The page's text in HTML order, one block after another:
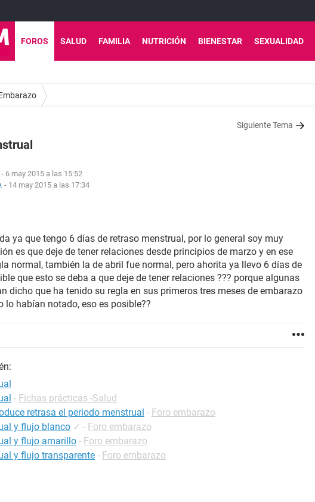
FOROS SALUD FAMILIA NUTRICIÓN BIENESTAR SEXUALIDAD
Siguiente Tema
- 6 may 2015 a las 15:52
- 14 may 2015 a las 17:34
ya que tengo 6 días de retraso menstrual, por lo general soy muy
es que deje de tener relaciones desde principios de marzo y en ese
normal, también la de abril fue normal, pero ahorita ya llevo 6 días de
que esto se deba a que deje de tener relaciones ??? porque algunas
dicho que ha tenido su regla en sus primeros tres meses de embarazo
lo habían notado, eso es posible??
- Fichas prácticas -Salud
retrasa el periodo menstrual - Foro embarazo
y flujo blanco ✓ - Foro embarazo
y flujo amarillo - Foro embarazo
y flujo transparente - Foro embarazo